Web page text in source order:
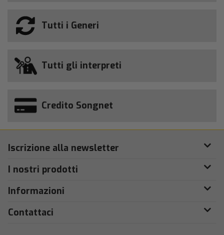
Tutti i Generi
Tutti gli interpreti
Credito Songnet
Iscrizione alla newsletter
I nostri prodotti
Informazioni
Contattaci